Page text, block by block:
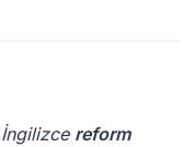
reform